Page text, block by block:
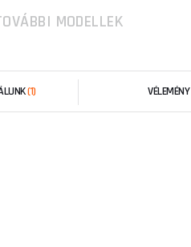
MODELLEK
(1) VÉLEMÉNY